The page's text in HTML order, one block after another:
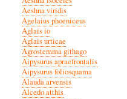
Aeshna viridis
Agelaius phoeniceus
Aglais io
Aglais urticae
Agrostemma githago
Aipysurus apraefrontalis
Aipysurus foliosquama
Alauda arvensis
Alcedo atthis